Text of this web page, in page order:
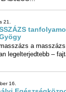
szám alatt a
egyedülálló
19.
kisgyermekes,
INGYENES! A